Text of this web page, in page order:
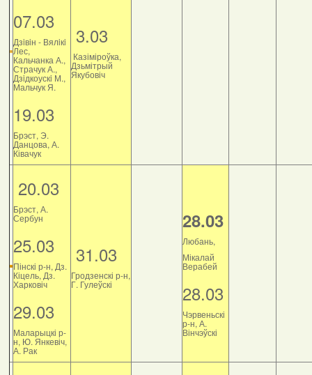
07.03
Дзiвiн - Вялiкi
Лес,
Кальчанка А.,
Страчук А.,
Дзiдкоускi М.,
Мальчук Я.
19.03
Брэст, Э.
Данцова, А.
Ківачук
3.03
Казіміроўка,
Дзьмітрый
Якубовіч
20.03
Брэст, А.
Сербун
25.03
Пінскі р-н, Дз.
Кіцель, Дз.
Харковіч
29.03
Маларыцкі р-
н, Ю. Янкевіч,
А. Рак
31.03
Гродзенскі р-н,
Г. Гулеўскі
28.03
Любань,
Мікалай
Верабей
28.03
Чэрвеньскі
р-н, А.
Вінчэўскі